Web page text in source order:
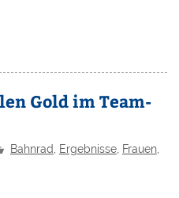
Gold im Team-
Bahnrad Ergebnisse, Frauen,